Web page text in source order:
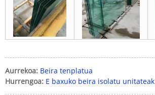
Aurrekoa: Beira tenplatua
Hurrengoa: E baxuko beira isolatu unitateak